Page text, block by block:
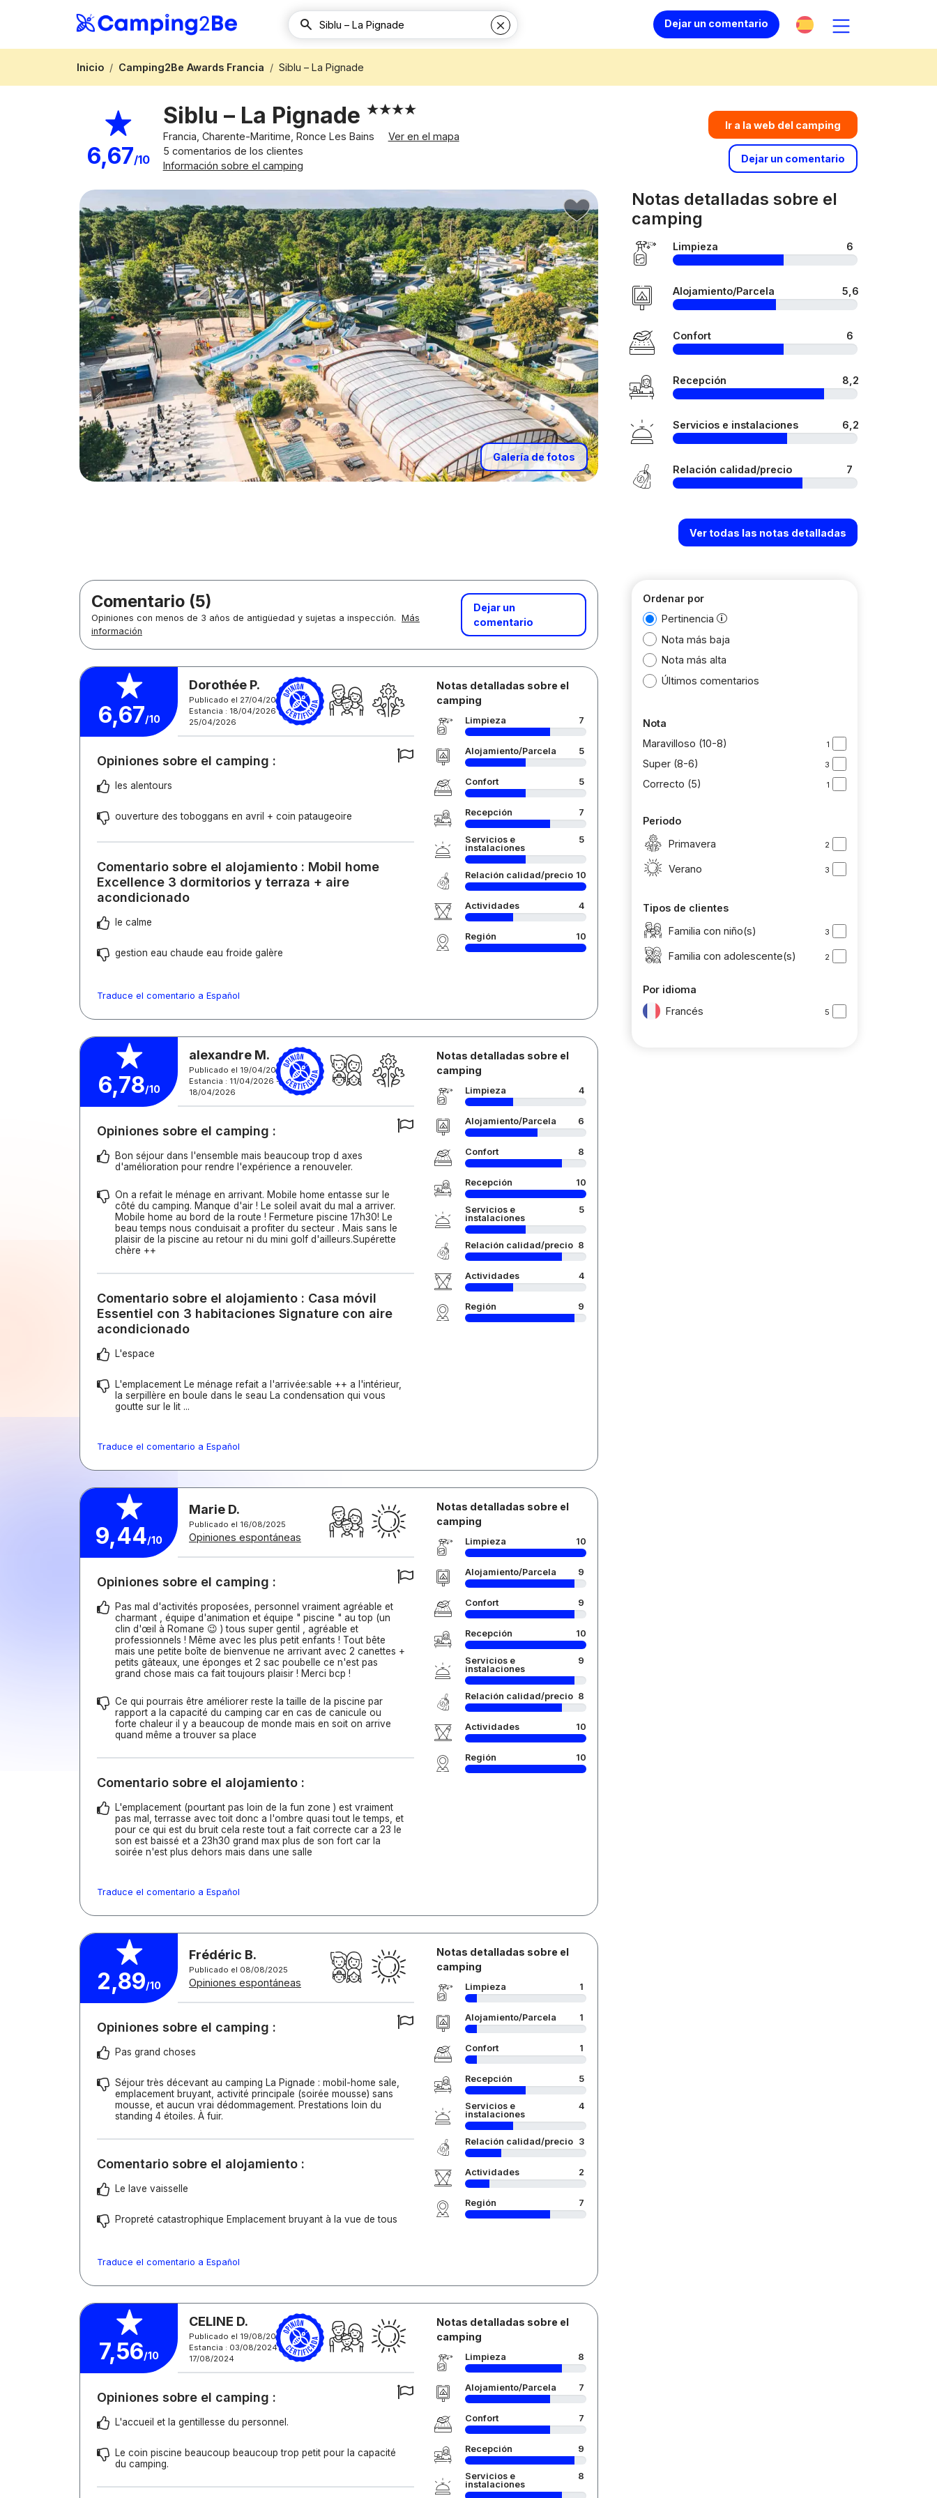
Dejar un comentario
Inicio Camping2Be Awards Francia Siblu – La Pignade
6,67/10
Siblu – La Pignade
Francia, Charente-Maritime, Ronce Les Bains
Ver en el mapa
5 comentarios de los clientes
Información sobre el camping
Ir a la web del camping
Dejar un comentario
Galería de fotos
Notas detalladas sobre el
camping
Limpieza 6
Alojamiento/Parcela 5,6
Confort 6
Recepción 8,2
Servicios e instalaciones 6,2
Relación calidad/precio 7
Ver todas las notas detalladas
Comentario (5)
Opiniones con menos de 3 años de antigüedad y sujetas a inspección. Más
información
Dejar un
comentario
6,67/10
Dorothée P.
Publicado el 27/04/2026
Estancia : 18/04/2026 -
25/04/2026
Opiniones sobre el camping :
les alentours
ouverture des toboggans en avril + coin pataugeoire
Comentario sobre el alojamiento : Mobil home
Excellence 3 dormitorios y terraza + aire
acondicionado
le calme
gestion eau chaude eau froide galère
Traduce el comentario a Español
Notas detalladas sobre el
camping
Limpieza 7
Alojamiento/Parcela 5
Confort 5
Recepción 7
Servicios e
instalaciones
5
Relación calidad/precio 10
Actividades 4
Región 10
6,78/10
alexandre M.
Publicado el 19/04/2026
Estancia : 11/04/2026 -
18/04/2026
Opiniones sobre el camping :
Bon séjour dans l'ensemble mais beaucoup trop d axes
d'amélioration pour rendre l'expérience a renouveler.
On a refait le ménage en arrivant. Mobile home entasse sur le
côté du camping. Manque d'air ! Le soleil avait du mal a arriver.
Mobile home au bord de la route ! Fermeture piscine 17h30! Le
beau temps nous conduisait a profiter du secteur . Mais sans le
plaisir de la piscine au retour ni du mini golf d'ailleurs.Supérette
chère ++
Comentario sobre el alojamiento : Casa móvil
Essentiel con 3 habitaciones Signature con aire
acondicionado
L'espace
L'emplacement Le ménage refait a l'arrivée:sable ++ a l'intérieur,
la serpillère en boule dans le seau La condensation qui vous
goutte sur le lit ...
Traduce el comentario a Español
Notas detalladas sobre el
camping
Limpieza 4
Alojamiento/Parcela 6
Confort 8
Recepción 10
Servicios e
instalaciones
5
Relación calidad/precio 8
Actividades 4
Región 9
9,44/10
Marie D.
Publicado el 16/08/2025
Opiniones espontáneas
Opiniones sobre el camping :
Pas mal d'activités proposées, personnel vraiment agréable et
charmant , équipe d'animation et équipe " piscine " au top (un
clin d'œil à Romane 😉 ) tous super gentil , agréable et
professionnels ! Même avec les plus petit enfants ! Tout bête
mais une petite boîte de bienvenue ne arrivant avec 2 canettes +
petits gâteaux, une éponges et 2 sac poubelle ce n'est pas
grand chose mais ca fait toujours plaisir ! Merci bcp !
Ce qui pourrais être améliorer reste la taille de la piscine par
rapport a la capacité du camping car en cas de canicule ou
forte chaleur il y a beaucoup de monde mais en soit on arrive
quand même a trouver sa place
Comentario sobre el alojamiento :
L'emplacement (pourtant pas loin de la fun zone ) est vraiment
pas mal, terrasse avec toit donc a l'ombre quasi tout le temps, et
pour ce qui est du bruit cela reste tout a fait correcte car a 23 le
son est baissé et a 23h30 grand max plus de son fort car la
soirée n'est plus dehors mais dans une salle
Traduce el comentario a Español
Notas detalladas sobre el
camping
Limpieza 10
Alojamiento/Parcela 9
Confort 9
Recepción 10
Servicios e
instalaciones
9
Relación calidad/precio 8
Actividades 10
Región 10
2,89/10
Frédéric B.
Publicado el 08/08/2025
Opiniones espontáneas
Opiniones sobre el camping :
Pas grand choses
Séjour très décevant au camping La Pignade : mobil-home sale,
emplacement bruyant, activité principale (soirée mousse) sans
mousse, et aucun vrai dédommagement. Prestations loin du
standing 4 étoiles. À fuir.
Comentario sobre el alojamiento :
Le lave vaisselle
Propreté catastrophique Emplacement bruyant à la vue de tous
Traduce el comentario a Español
Notas detalladas sobre el
camping
Limpieza 1
Alojamiento/Parcela 1
Confort 1
Recepción 5
Servicios e
instalaciones
4
Relación calidad/precio 3
Actividades 2
Región 7
7,56/10
CELINE D.
Publicado el 19/08/2024
Estancia : 03/08/2024 -
17/08/2024
Opiniones sobre el camping :
L'accueil et la gentillesse du personnel.
Le coin piscine beaucoup beaucoup trop petit pour la capacité
du camping.
Notas detalladas sobre el
camping
Limpieza 8
Alojamiento/Parcela 7
Confort 7
Recepción 9
Servicios e
instalaciones
8
Ordenar por
Pertinencia
Nota más baja
Nota más alta
Últimos comentarios
Nota
Maravilloso (10-8)
1
Super (8-6) 3
Correcto (5) 1
Periodo
Primavera
2
Verano 3
Tipos de clientes
Familia con niño(s)
3
Familia con adolescente(s) 2
Por idioma
Francés
5